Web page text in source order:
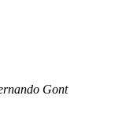
Gont